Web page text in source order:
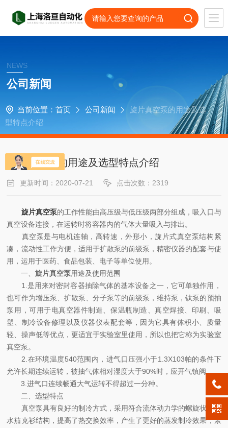
NEWS
公司新闻
当前位置： 首页 公司新闻
旋片真空泵的用途及选
型特点介绍
旋片真空泵的用途及选型特点介绍
更新时间：2020-07-21 点击次数：2319
旋片真空泵的工作性能由高压级与低压级两部分组成，吸入口与
真空设备连接，在运转时将容器内的气体大量吸入与排出。
真空泵是与电机连轴，高转速，外形小，旋片式真空泵结构紧
凑，流动性工作方便，适用于扩散泵的前级泵，精密仪器的配套与使
用，运用于医药、食品包装、电子等单位使用。
一、旋片真空泵用途及使用范围
1.是用来对密封容器抽除气体的基本设备之一，它可单独作用，
也可作为增压泵、扩散泵、分子泵等的前级泵，维持泵，钛泵的预抽
泵用，可用于电真空器件制造、保温瓶制造、真空焊接、印刷、吸
塑、制冷设备修理以及仪器仪表配套等，因为它具有体积小、质量
轻、操声低等优点，更适宜于实验室里使用，所以也把它称为实验室
真空泵。
2.在环境温度540范围内，进气口压强小于1.3X103帕的条件下
允许长期连续运转，被抽气体相对湿度大于90%时，应开气镇阀。
3.进气口连续畅通大气运转不得超过一分种。
二、选型特点
真空泵具有良好的制冷方式，采用符合流体动力学的螺旋状冷却
水茄克衫结构，提高了热交换效率，产生了更好的蒸发制冷效果，泵